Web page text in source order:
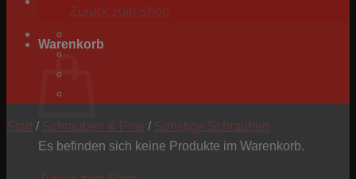
Zurück zum Shop
Warenkorb
Es befinden sich keine Produkte im Warenkorb.
Start / Schrauben & Pins / Sonstige Schrauben